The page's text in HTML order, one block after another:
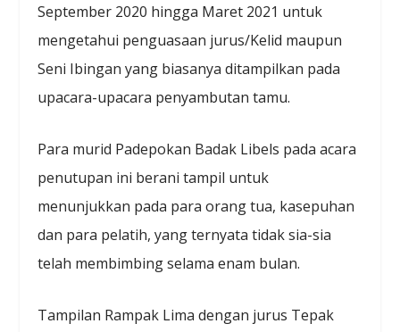
September 2020 hingga Maret 2021 untuk
mengetahui penguasaan jurus/Kelid maupun
Seni Ibingan yang biasanya ditampilkan pada
upacara-upacara penyambutan tamu.
Para murid Padepokan Badak Libels pada acara
penutupan ini berani tampil untuk
menunjukkan pada para orang tua, kasepuhan
dan para pelatih, yang ternyata tidak sia-sia
telah membimbing selama enam bulan.
Tampilan Rampak Lima dengan jurus Tepak